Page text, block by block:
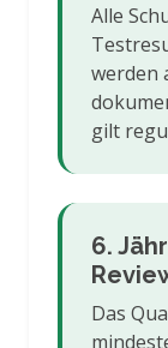
Alle
werden
gilt
6.
Das